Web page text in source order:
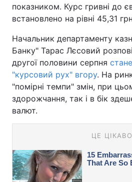
показником. Курс гривні до
встановлено на рівні 45,31
Начальник департаменту
Банку" Тарас Лєсовий
другої половини серпня
"курсовий рух" вгору. На
"помірні темпи" змін, при
здорожчання, так і в бік
валют.